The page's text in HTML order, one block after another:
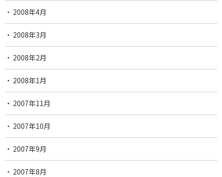
2008年4月
2008年3月
2008年2月
2008年1月
2007年11月
2007年10月
2007年9月
2007年8月